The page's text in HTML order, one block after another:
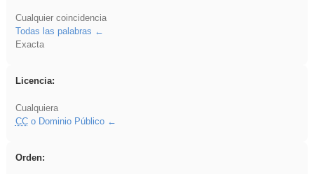
Cualquier coincidencia
Todas las palabras
Exacta
Licencia:
Cualquiera
CCo Dominio Público
Orden: